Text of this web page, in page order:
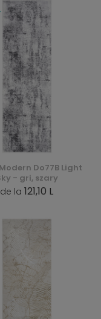
Do77B Light
- gri, szary
de la 121,10 L